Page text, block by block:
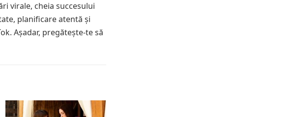
virale, cheia succesului
planificare atentă și
Așadar, pregătește-te să